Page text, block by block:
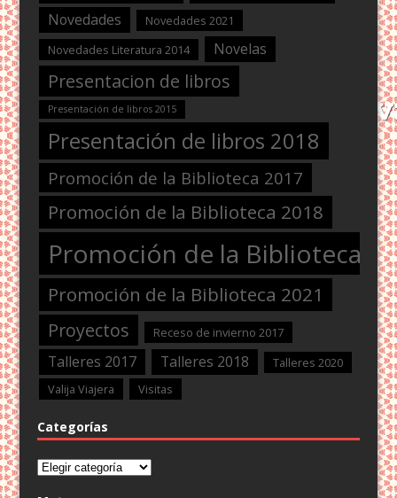
Novedades
Novedades 2021
Novedades Literatura 2014
Novelas
Presentacion de libros
Presentación de libros 2015
Presentación de libros 2018
Promoción de la Biblioteca 2017
Promoción de la Biblioteca 2018
Promoción de la Biblioteca
Promoción de la Biblioteca 2021
Proyectos Receso de invierno 2017
Talleres 2017 Talleres 2018
Talleres 2020
Valija Viajera
Visitas
Categorías
Categorías